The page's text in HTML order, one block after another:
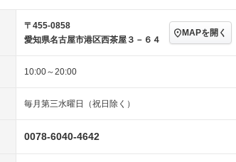
装備略号／用語解説
スマートキー ローダウン
3列シート ベンチシート
オットマン
後席モニター
〒455-0858
愛知県名古屋市港区西茶屋３－６４
MAPを開く
10:00～20:00
毎月第三水曜日（祝日除く）
0078-6040-4642